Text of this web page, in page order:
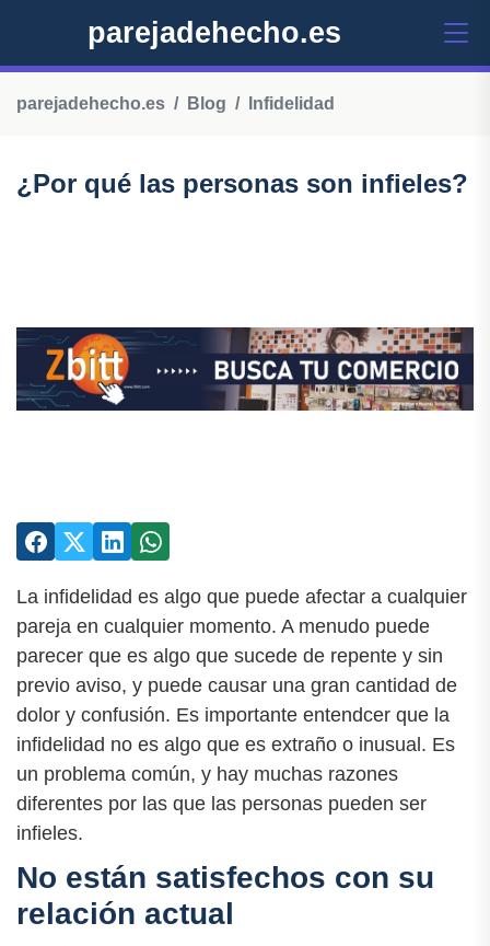
parejadehecho.es
parejadehecho.es Blog Infidelidad
¿Por qué las personas son infieles?
La infidelidad es algo que puede afectar a cualquier
pareja en cualquier momento. A menudo puede
parecer que es algo que sucede de repente y sin
previo aviso, y puede causar una gran cantidad de
dolor y confusión. Es importante entendcer que la
infidelidad no es algo que es extraño o inusual. Es
un problema común, y hay muchas razones
diferentes por las que las personas pueden ser
infieles.
No están satisfechos con su
relación actual